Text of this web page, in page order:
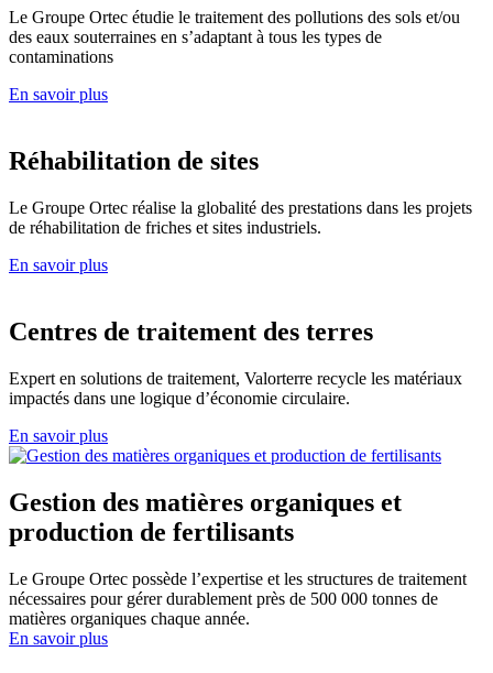
Le Groupe Ortec étudie le traitement des pollutions des sols et/ou
des eaux souterraines en s’adaptant à tous les types de
contaminations
En savoir plus
Réhabilitation de sites
Le Groupe Ortec réalise la globalité des prestations dans les projets
de réhabilitation de friches et sites industriels.
En savoir plus
Centres de traitement des terres
Expert en solutions de traitement, Valorterre recycle les matériaux
impactés dans une logique d’économie circulaire.
En savoir plus
Gestion des matières organiques et
production de fertilisants
Le Groupe Ortec possède l’expertise et les structures de traitement
nécessaires pour gérer durablement près de 500 000 tonnes de
matières organiques chaque année.
En savoir plus